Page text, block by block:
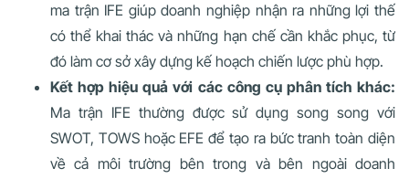
ma trận IFE giúp doanh nghiệp nhận ra những lợi thế
có thể khai thác và những hạn chế cần khắc phục, từ
đó làm cơ sở xây dựng kế hoạch chiến lược phù hợp.
Kết hợp hiệu quả với các công cụ phân tích khác:
Ma trận IFE thường được sử dụng song song với
SWOT, TOWS hoặc EFE để tạo ra bức tranh toàn diện
về cả môi trường bên trong và bên ngoài doanh